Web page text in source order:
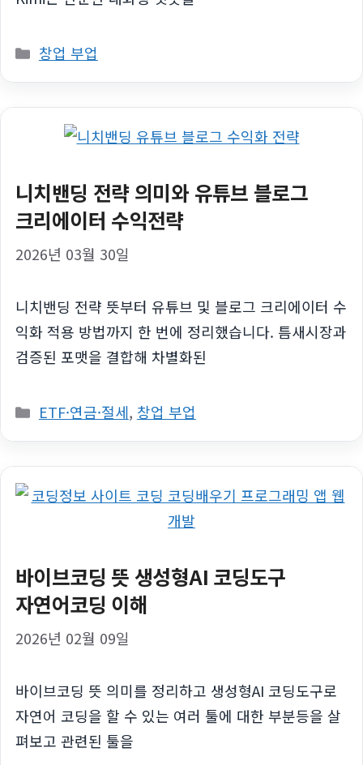
카
리
창업 부업
니치밴딩 전략 의미와 유튜브 블로그
크리에이터 수익전략
2026년 03월 30일
니치밴딩 전략 뜻부터 유튜브 및 블로그 크리에이터 수
익화 적용 방법까지 한 번에 정리했습니다. 틈새시장과
검증된 포맷을 결합해 차별화된
카
리
ETF·연금·절세, 창업 부업
바이브코딩 뜻 생성형AI 코딩도구
자연어코딩 이해
2026년 02월 09일
바이브코딩 뜻 의미를 정리하고 생성형AI 코딩도구로
자연어 코딩을 할 수 있는 여러 툴에 대한 부분등을 살
펴보고 관련된 툴을